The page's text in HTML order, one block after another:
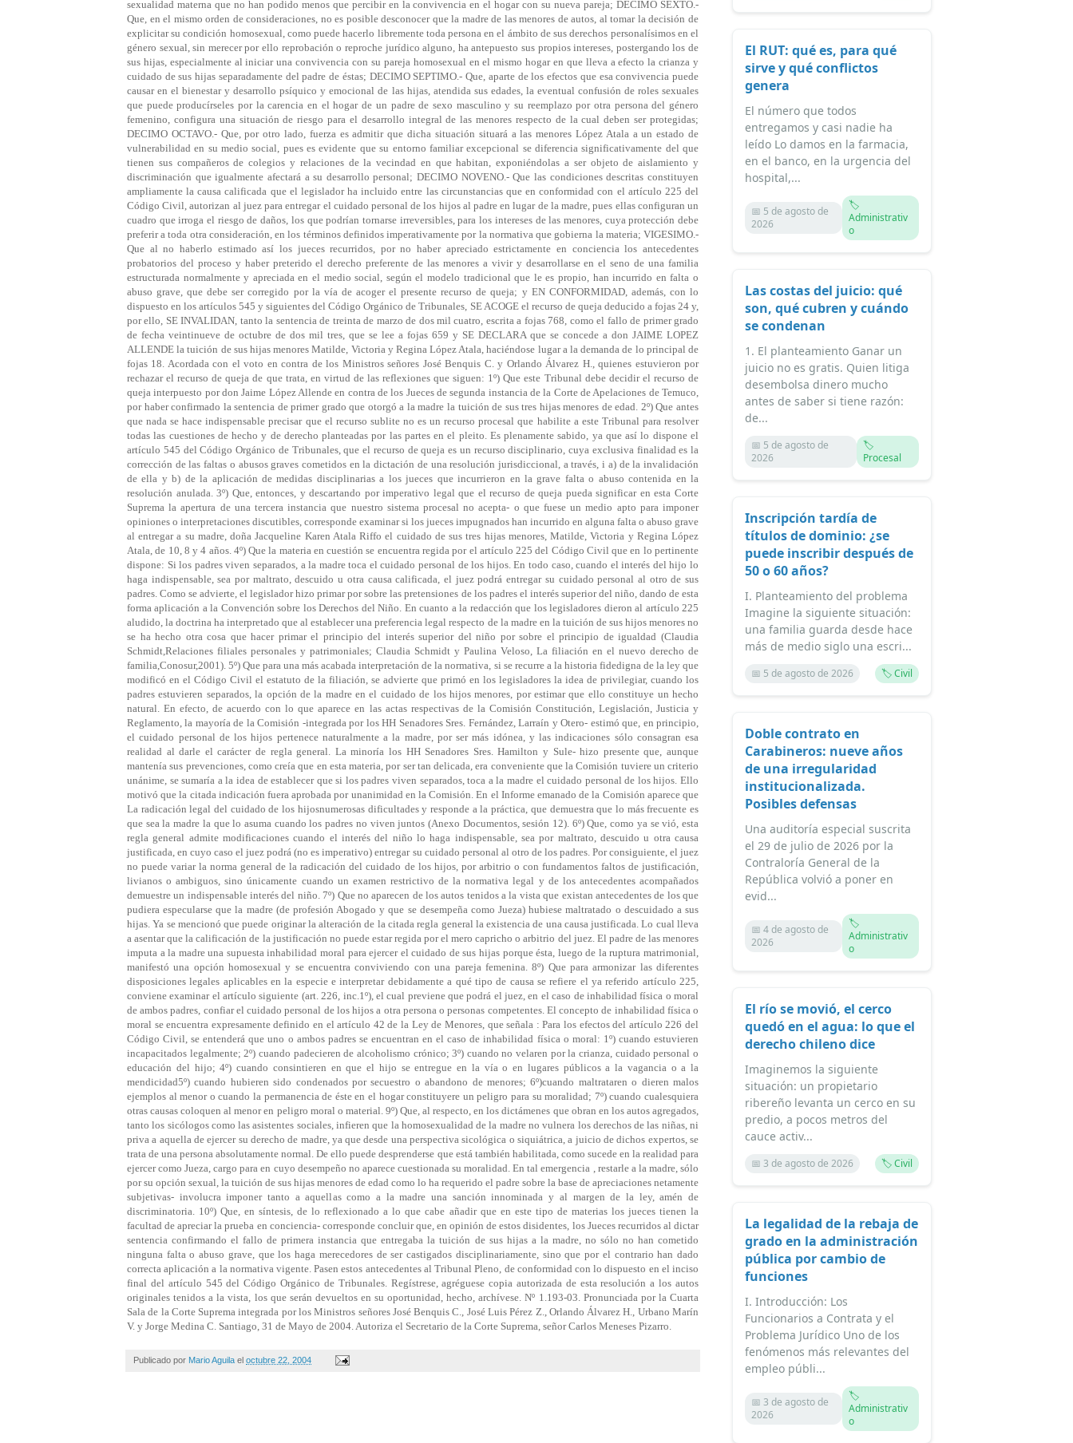
Publicado por Mario Aguila el octubre 22, 2004
El RUT: qué es, para qué
sirve y qué conflictos
genera
El número que todos
entregamos y casi nadie ha
leído Lo damos en la farmacia,
en el banco, en la urgencia del
hospital,...
📅 5 de agosto de
2026
🏷️
Administrativ
o
Las costas del juicio: qué
son, qué cubren y cuándo
se condenan
1. El planteamiento Ganar un
juicio no es gratis. Quien litiga
desembolsa dinero mucho
antes de saber si tiene razón:
de...
📅 5 de agosto de
2026
🏷️
Procesal
Inscripción tardía de
títulos de dominio: ¿se
puede inscribir después de
50 o 60 años?
I. Planteamiento del problema
Imagine la siguiente situación:
una familia guarda desde hace
más de medio siglo una escri...
📅 5 de agosto de 2026 🏷️ Civil
Doble contrato en
Carabineros: nueve años
de una irregularidad
institucionalizada.
Posibles defensas
Una auditoría especial suscrita
el 29 de julio de 2026 por la
Contraloría General de la
República volvió a poner en
evid...
📅 4 de agosto de
2026
🏷️
Administrativ
o
El río se movió, el cerco
quedó en el agua: lo que el
derecho chileno dice
Imaginemos la siguiente
situación: un propietario
ribereño levanta un cerco en su
predio, a pocos metros del
cauce activ...
📅 3 de agosto de 2026 🏷️ Civil
La legalidad de la rebaja de
grado en la administración
pública por cambio de
funciones
I. Introducción: Los
Funcionarios a Contrata y el
Problema Jurídico Uno de los
fenómenos más relevantes del
empleo públi...
📅 3 de agosto de
2026
🏷️
Administrativ
o